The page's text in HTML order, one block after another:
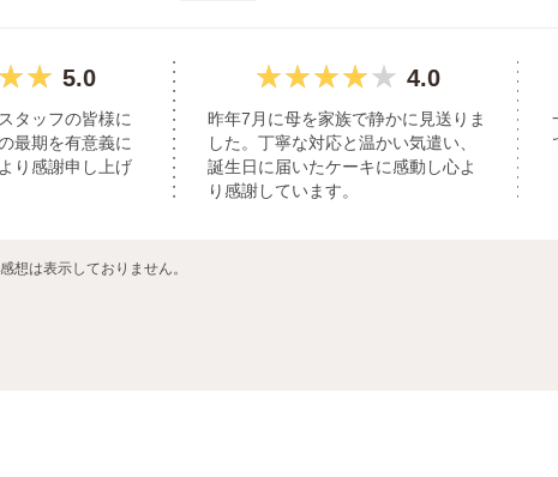
5.0
タッフの皆様に
最期を有意義に
り感謝申し上げ
4.0
昨年7月に母を家族で静かに見送りま
した。丁寧な対応と温かい気遣い、
誕生日に届いたケーキに感動し心よ
り感謝しています。
想は表示しておりません。